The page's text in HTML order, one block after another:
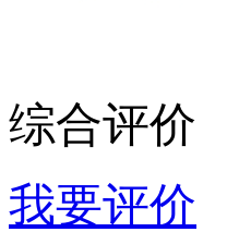
综合评价
我要评价